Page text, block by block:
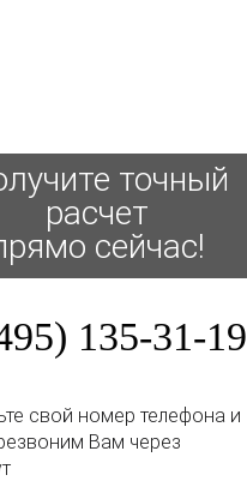
точный
расчет
сейчас!
135-31-19
свой номер телефона и
Вам через